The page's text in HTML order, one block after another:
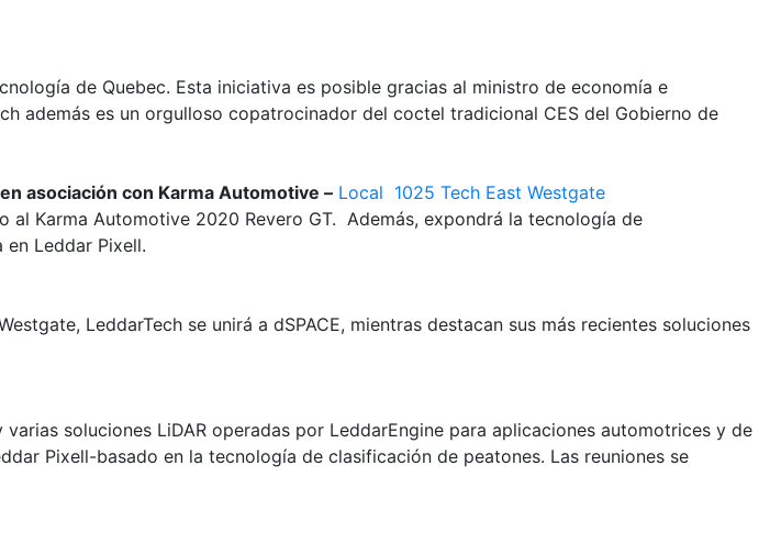
de Quebec. Esta iniciativa es posible gracias al ministro de economía e
además es un orgulloso copatrocinador del coctel tradicional CES del Gobierno de
asociación con Karma Automotive – Local 1025 Tech East Westgate
al Karma Automotive 2020 Revero GT. Además, expondrá la tecnología de
Leddar Pixell.
LeddarTech se unirá a dSPACE, mientras destacan sus más recientes soluciones
soluciones LiDAR operadas por LeddarEngine para aplicaciones automotrices y de
Pixell-basado en la tecnología de clasificación de peatones. Las reuniones se